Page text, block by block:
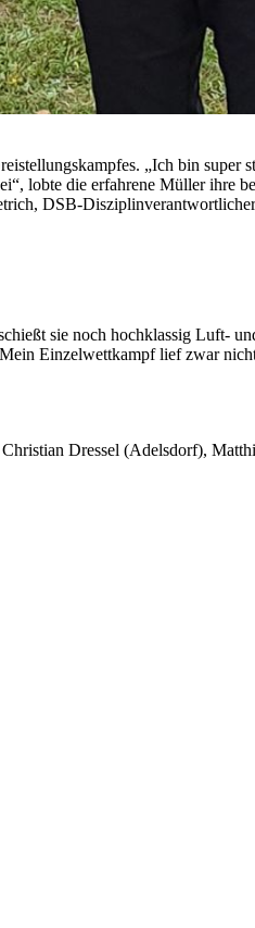
„Ich bin super
lobte die erfahrene Müller ihre
DSB-
sie noch hochklassig Luft-
Einzelwettkampf lief zwar
Dressel (Adelsdorf),